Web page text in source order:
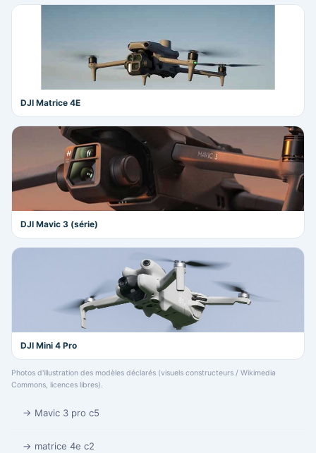
DJI Matrice 4E
DJI Mavic 3 (série)
DJI Mini 4 Pro
Photos d'illustration des modèles déclarés (visuels constructeurs / Wikimedia
Commons, licences libres).
→ Mavic 3 pro c5
→ matrice 4e c2